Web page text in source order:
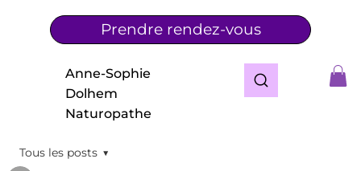
Anne-Sophie
Dolhem
Naturopathe
Prendre rendez-vous
Tous les posts